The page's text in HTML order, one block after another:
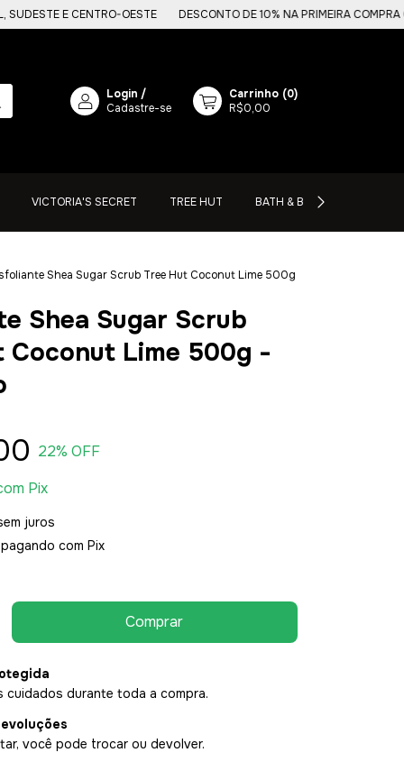
E CENTRO-OESTE DESCONTO DE 10% NA PRIMEIRA COMPRA COM O
Login /
Cadastre-se
Carrinho (0)
R$0,00
VICTORIA'S SECRET TREE HUT BATH & BODY WORKS
Shea Sugar Scrub Tree Hut Coconut Lime 500g
Shea Sugar Scrub
Coconut Lime 500g -
22% OFF
Pix
juros
pagando com Pix
cuidados durante toda a compra.
você pode trocar ou devolver.